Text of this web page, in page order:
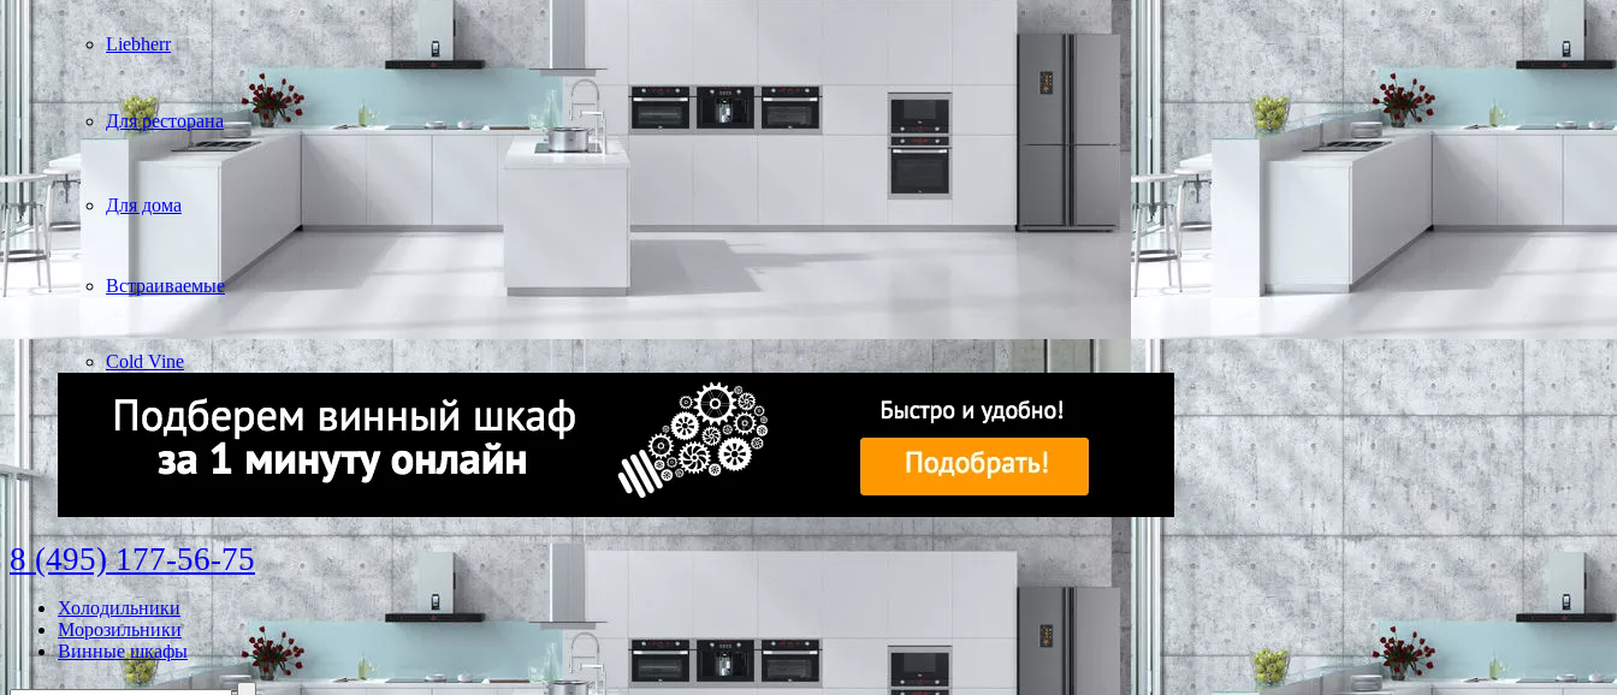
Liebherr
Для ресторана
Для дома
Встраиваемые
Cold Vine
8 (495) 177-56-75
Холодильники
Морозильники
Винные шкафы